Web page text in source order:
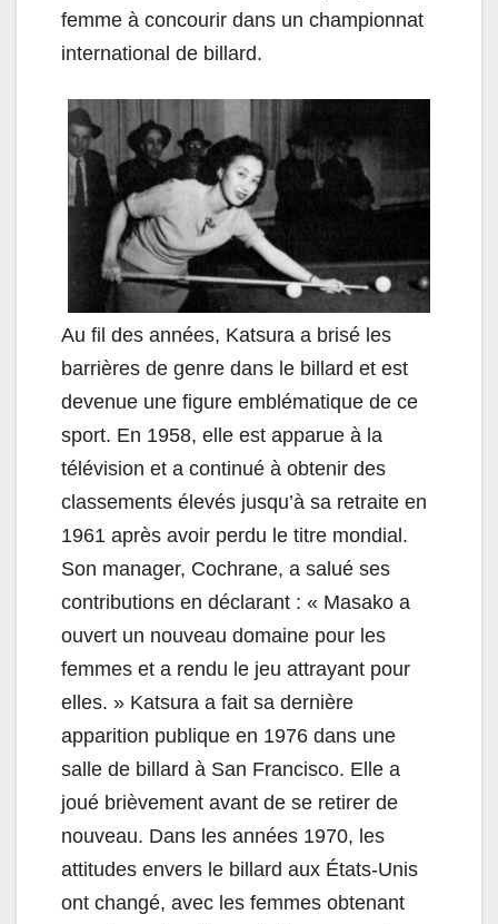
femme à concourir dans un championnat
international de billard.
Au fil des années, Katsura a brisé les
barrières de genre dans le billard et est
devenue une figure emblématique de ce
sport. En 1958, elle est apparue à la
télévision et a continué à obtenir des
classements élevés jusqu’à sa retraite en
1961 après avoir perdu le titre mondial.
Son manager, Cochrane, a salué ses
contributions en déclarant : « Masako a
ouvert un nouveau domaine pour les
femmes et a rendu le jeu attrayant pour
elles. » Katsura a fait sa dernière
apparition publique en 1976 dans une
salle de billard à San Francisco. Elle a
joué brièvement avant de se retirer de
nouveau. Dans les années 1970, les
attitudes envers le billard aux États-Unis
ont changé, avec les femmes obtenant